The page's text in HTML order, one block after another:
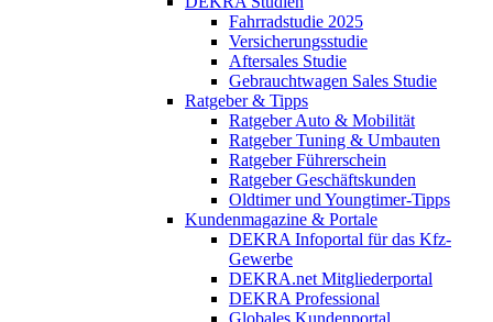
Fahrradstudie 2025
Versicherungsstudie
Aftersales Studie
Gebrauchtwagen Sales Studie
Ratgeber & Tipps
Ratgeber Auto & Mobilität
Ratgeber Tuning & Umbauten
Ratgeber Führerschein
Ratgeber Geschäftskunden
Oldtimer und Youngtimer-Tipps
Kundenmagazine & Portale
DEKRA Infoportal für das Kfz-
Gewerbe
DEKRA.net Mitgliederportal
DEKRA Professional
Globales Kundenportal